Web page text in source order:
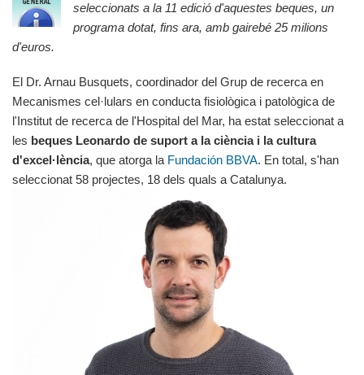
seleccionats a la 11 edició d'aquestes beques, un
programa dotat, fins ara, amb gairebé 25 milions
d'euros.
El Dr. Arnau Busquets, coordinador del Grup de recerca en
Mecanismes cel·lulars en conducta fisiològica i patològica de
l'Institut de recerca de l'Hospital del Mar, ha estat seleccionat a
les beques Leonardo de suport a la ciència i la cultura
d'excel·lència, que atorga la Fundación BBVA. En total, s'han
seleccionat 58 projectes, 18 dels quals a Catalunya.